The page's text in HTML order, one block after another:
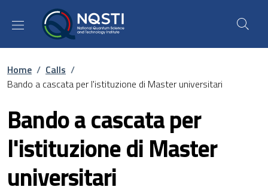
Skip to main content
Skip to footer content
Breadcrumb
Home / Calls /
Bando a cascata per l'istituzione di Master universitari
Bando a cascata per
l'istituzione di Master
universitari